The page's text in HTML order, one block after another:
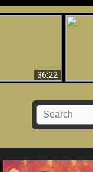
36:22